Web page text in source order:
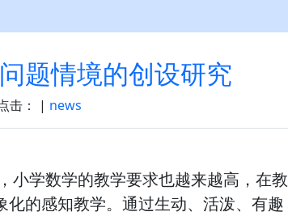
题情境的创设研究
击： | news
小学数学的教学要求也越来越高，在教
的感知教学。通过生动、活泼、有趣